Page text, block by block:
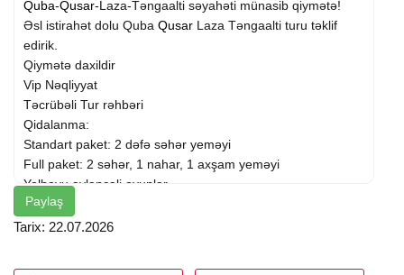
Quba-Qusar-Laza-Təngaalti səyahəti münasib qiymətə!
Əsl istirahət dolu Quba Qusar Laza Təngaalti turu təklif
edirik.
Qiymətə daxildir
Vip Nəqliyyat
Təcrübəli Tur rəhbəri
Qidalanma:
Standart paket: 2 dəfə səhər yeməyi
Full paket: 2 səhər, 1 nahar, 1 axşam yeməyi
Yolboyu əyləncəli oyunlar
4* Quba Maajid oteldə gecələmək
Hotel daxili xidmətlər:
Paylaş
Tarix: 22.07.2026